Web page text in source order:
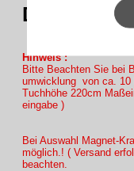
Dessin
Hinweis :
Bitte Beachten Sie bei
umwicklung von ca.
Tuchhöhe 220cm
eingabe )
Bei Auswahl Magnet-
möglich.! ( Versand
beachten.